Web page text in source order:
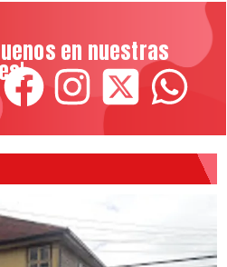
en nuestras